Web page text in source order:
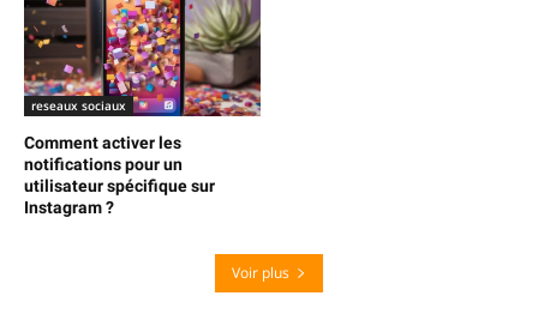
reseaux sociaux
Comment activer les
notifications pour un
utilisateur spécifique sur
Instagram ?
Voir plus